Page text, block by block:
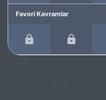
Favori Kavramlar